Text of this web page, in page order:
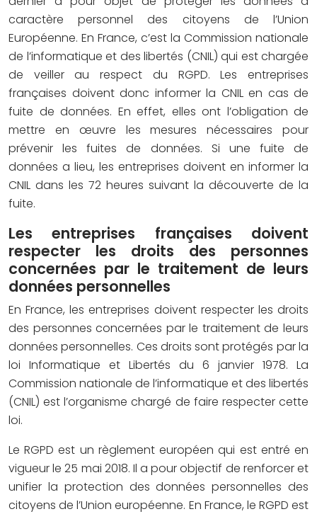
caractère personnel des citoyens de l’Union
Européenne. En France, c’est la Commission nationale
de l’informatique et des libertés (CNIL) qui est chargée
de veiller au respect du RGPD. Les entreprises
françaises doivent donc informer la CNIL en cas de
fuite de données. En effet, elles ont l’obligation de
mettre en œuvre les mesures nécessaires pour
prévenir les fuites de données. Si une fuite de
données a lieu, les entreprises doivent en informer la
CNIL dans les 72 heures suivant la découverte de la
fuite.
Les entreprises françaises doivent
respecter les droits des personnes
concernées par le traitement de leurs
données personnelles
En France, les entreprises doivent respecter les droits
des personnes concernées par le traitement de leurs
données personnelles. Ces droits sont protégés par la
loi Informatique et Libertés du 6 janvier 1978. La
Commission nationale de l’informatique et des libertés
(CNIL) est l’organisme chargé de faire respecter cette
loi.
Le RGPD est un règlement européen qui est entré en
vigueur le 25 mai 2018. Il a pour objectif de renforcer et
unifier la protection des données personnelles des
citoyens de l’Union européenne. En France, le RGPD est